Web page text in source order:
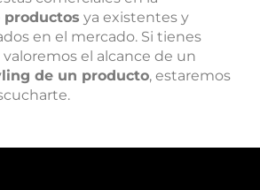
productos ya existentes y
en el mercado. Si tienes
el alcance de un
de un producto, estaremos